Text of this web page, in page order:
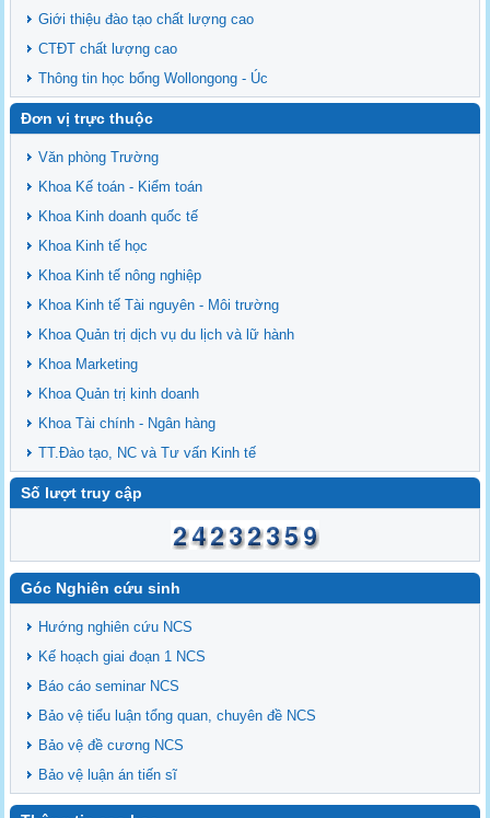
Giới thiệu đào tạo chất lượng cao
CTĐT chất lượng cao
Thông tin học bổng Wollongong - Úc
Đơn vị trực thuộc
Văn phòng Trường
Khoa Kế toán - Kiểm toán
Khoa Kinh doanh quốc tế
Khoa Kinh tế học
Khoa Kinh tế nông nghiệp
Khoa Kinh tế Tài nguyên - Môi trường
Khoa Quản trị dịch vụ du lịch và lữ hành
Khoa Marketing
Khoa Quản trị kinh doanh
Khoa Tài chính - Ngân hàng
TT.Đào tạo, NC và Tư vấn Kinh tế
Số lượt truy cập
Góc Nghiên cứu sinh
Hướng nghiên cứu NCS
Kế hoạch giai đoạn 1 NCS
Báo cáo seminar NCS
Bảo vệ tiểu luận tổng quan, chuyên đề NCS
Bảo vệ đề cương NCS
Bảo vệ luận án tiến sĩ